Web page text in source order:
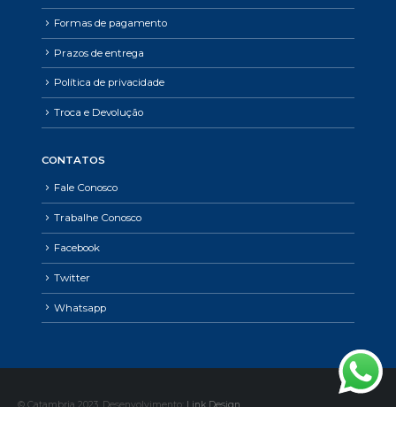
Formas de pagamento
Prazos de entrega
Política de privacidade
Troca e Devolução
CONTATOS
Fale Conosco
Trabalhe Conosco
Facebook
Twitter
Whatsapp
© Catambria 2023. Desenvolvimento:Link Design